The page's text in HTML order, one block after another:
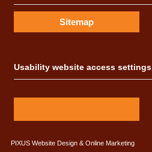
Sitemap
Usability website access settings
PIXUSWebsite Design & Online Marketing